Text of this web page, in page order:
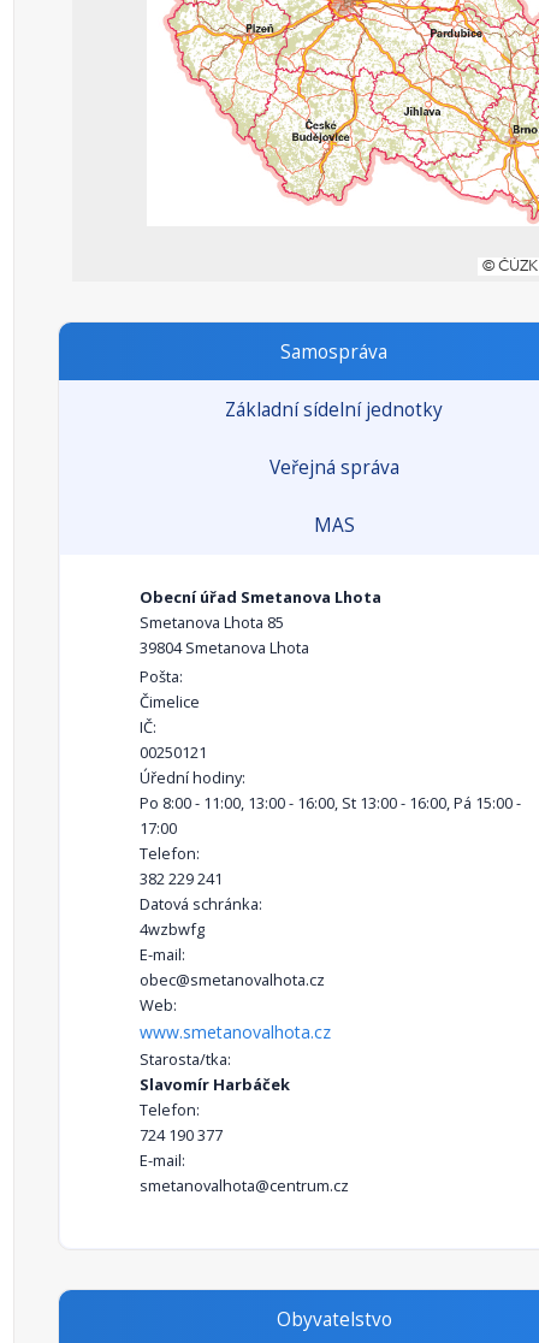
Samospráva
Základní sídelní jednotky
Veřejná správa
MAS
Obecní úřad Smetanova Lhota
Smetanova Lhota 85
39804 Smetanova Lhota
Pošta:
Čimelice
IČ:
00250121
Úřední hodiny:
Po 8:00 - 11:00, 13:00 - 16:00, St 13:00 - 16:00, Pá 15:00 -
17:00
Telefon:
382 229 241
Datová schránka:
4wzbwfg
E-mail:
obec@smetanovalhota.cz
Web:
www.smetanovalhota.cz
Starosta/tka:
Slavomír Harbáček
Telefon:
724 190 377
E-mail:
smetanovalhota@centrum.cz
Obyvatelstvo